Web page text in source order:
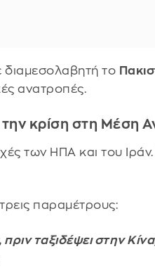
διαμεσολαβητή το
ανατροπές.
την κρίση στη Μέση
των ΗΠΑ και του Ιράν.
παραμέτρους:
ταξιδέψει στην